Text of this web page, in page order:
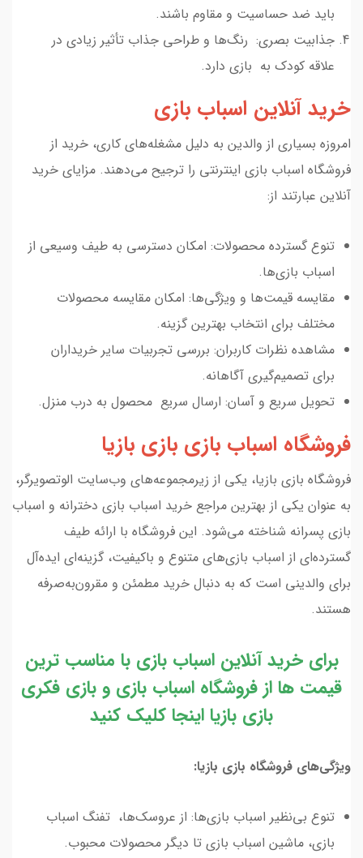
باید ضد حساسیت و مقاوم باشند.
جذابیت بصری: رنگ‌ها و طراحی جذاب تأثیر زیادی در
علاقه کودک به بازی دارد.
خرید آنلاین اسباب بازی
امروزه بسیاری از والدین به دلیل مشغله‌های کاری، خرید از
فروشگاه اسباب بازی اینترنتی را ترجیح می‌دهند. مزایای خرید
آنلاین عبارتند از:
تنوع گسترده محصولات: امکان دسترسی به طیف وسیعی از
اسباب بازی‌ها.
مقایسه قیمت‌ها و ویژگی‌ها: امکان مقایسه محصولات
مختلف برای انتخاب بهترین گزینه.
مشاهده نظرات کاربران: بررسی تجربیات سایر خریداران
برای تصمیم‌گیری آگاهانه.
تحویل سریع و آسان: ارسال سریع محصول به درب منزل.
فروشگاه اسباب بازی بازی بازیا
فروشگاه بازی بازیا، یکی از زیرمجموعه‌های وب‌سایت الوتصویرگر،
به عنوان یکی از بهترین مراجع خرید اسباب بازی دخترانه و اسباب
بازی پسرانه شناخته می‌شود. این فروشگاه با ارائه طیف
گسترده‌ای از اسباب بازی‌های متنوع و باکیفیت، گزینه‌ای ایده‌آل
برای والدینی است که به دنبال خرید مطمئن و مقرون‌به‌صرفه
هستند.
برای خرید آنلاین اسباب بازی با مناسب ترین
قیمت ها از فروشگاه اسباب بازی و بازی فکری
بازی بازیا اینجا کلیک کنید
ویژگی‌های فروشگاه بازی بازیا:
تنوع بی‌نظیر اسباب بازی‌ها: از عروسک‌ها، تفنگ اسباب
بازی، ماشین اسباب بازی تا دیگر محصولات محبوب.